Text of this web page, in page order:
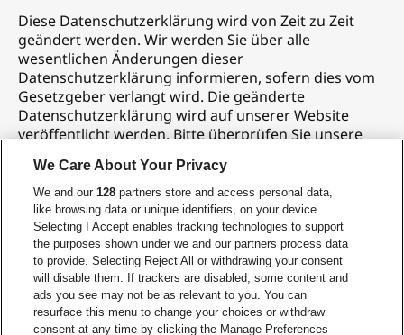
Diese Datenschutzerklärung wird von Zeit zu Zeit
geändert werden. Wir werden Sie über alle
wesentlichen Änderungen dieser
Datenschutzerklärung informieren, sofern dies vom
Gesetzgeber verlangt wird. Die geänderte
Datenschutzerklärung wird auf unserer Website
veröffentlicht werden. Bitte überprüfen Sie unsere
Aktualisierungen.
Zuletzt aktualisiert:September 15, 2025
KONTAKT
Wir verfügen über ein globales Datenschutzteam im
Bereich Informationssicherheit und Datenschutz, das
den durchgängigen Schutz Ihrer
We Care About Your Privacy
We and our128 partners store and access personal data,
like browsing data or unique identifiers, on your device.
Selecting I Accept enables tracking technologies to support
the purposes shown under we and our partners process data
to provide. Selecting Reject All or withdrawing your consent
will disable them. If trackers are disabled, some content and
ads you see may not be as relevant to you. You can
resurface this menu to change your choices or withdraw
consent at any time by clicking the Manage Preferences